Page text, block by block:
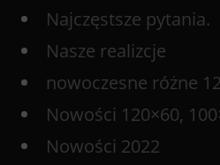
Najczęstsze pytania.
Nasze realizcje
nowoczesne różne
Nowości 120×60,
Nowości 2022